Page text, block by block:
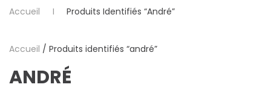
Accueil Produits Identifiés “andré”
Accueil / Produits identifiés “andré”
ANDRÉ